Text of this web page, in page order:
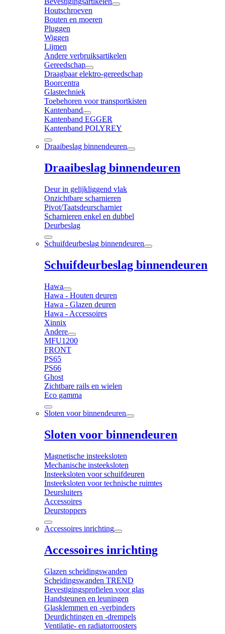
Houtschroeven
Bouten en moeren
Pluggen
Wiggen
Lijmen
Andere verbruiksartikelen
Gereedschap
Draagbaar elektro-gereedschap
Boorcentra
Glastechniek
Toebehoren voor transportkisten
Kantenband
Kantenband EGGER
Kantenband POLYREY
Draaibeslag binnendeuren
Draaibeslag binnendeuren
Deur in gelijkliggend vlak
Onzichtbare scharnieren
Pivot/Taatsdeurscharnier
Scharnieren enkel en dubbel
Deurbeslag
Schuifdeurbeslag binnendeuren
Schuifdeurbeslag binnendeuren
Hawa
Hawa - Houten deuren
Hawa - Glazen deuren
Hawa - Accessoires
Xinnix
Andere
MFU1200
FRONT
PS65
PS66
Ghost
Zichtbare rails en wielen
Eco gamma
Sloten voor binnendeuren
Sloten voor binnendeuren
Magnetische insteeksloten
Mechanische insteeksloten
Insteeksloten voor schuifdeuren
Insteeksloten voor technische ruimtes
Deursluiters
Accessoires
Deurstoppers
Accessoires inrichting
Accessoires inrichting
Glazen scheidingswanden
Scheidingswanden TREND
Bevestigingsprofielen voor glas
Handsteunen en leuningen
Glasklemmen en -verbinders
Deurdichtingen en -drempels
Ventilatie- en radiatorroosters